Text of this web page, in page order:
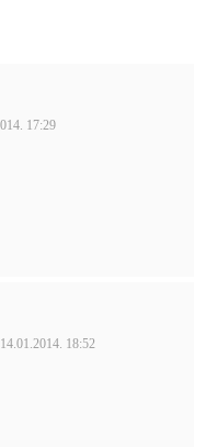
17:29
14.01.2014. 18:52